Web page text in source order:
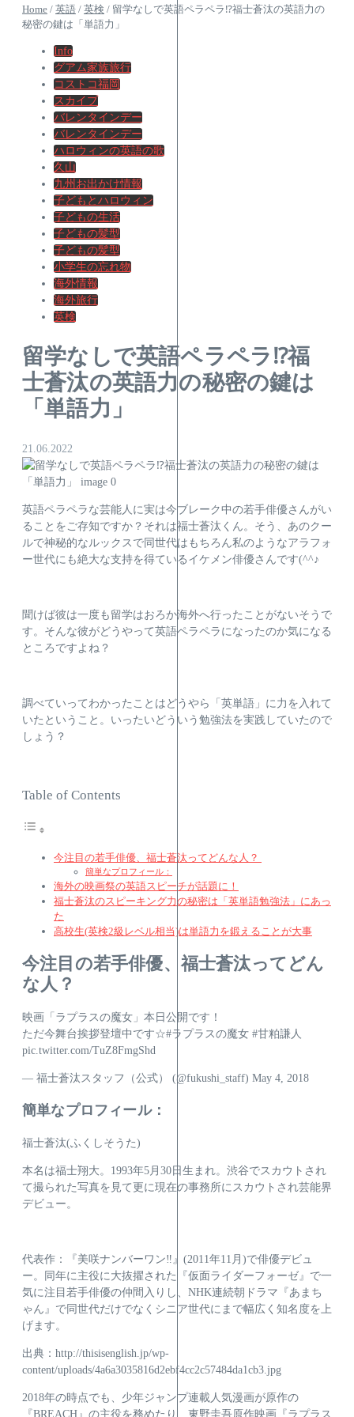
Home / 英語 / 英検 / 留学なしで英語ペラペラ⁉福士蒼汰の英語力の
秘密の鍵は「単語力」
Info
グアム家族旅行
コストコ福岡
スカイプ
バレンタインデー
バレンタインデー
ハロウィンの英語の歌
久山
九州お出かけ情報
子どもとハロウィン
子どもの生活
子どもの髪型
子どもの髪型
小学生の忘れ物
海外情報
海外旅行
英検
留学なしで英語ペラペラ⁉福
士蒼汰の英語力の秘密の鍵は
「単語力」
21.06.2022
英語ペラペラな芸能人に実は今ブレーク中の若手俳優さんがい
ることをご存知ですか？それは福士蒼汰くん。そう、あのクー
ルで神秘的なルックスで同世代はもちろん私のようなアラフォ
ー世代にも絶大な支持を得ているイケメン俳優さんです(^^♪
聞けば彼は一度も留学はおろか海外へ行ったことがないそうで
す。そんな彼がどうやって英語ペラペラになったのか気になる
ところですよね？
調べていってわかったことはどうやら「英単語」に力を入れて
いたということ。いったいどういう勉強法を実践していたので
しょう？
Table of Contents
今注目の若手俳優、福士蒼汰ってどんな人？
簡単なプロフィール：
海外の映画祭の英語スピーチが話題に！
福士蒼汰のスピーキング力の秘密は「英単語勉強法」にあっ
た
高校生(英検2級レベル相当)は単語力を鍛えることが大事
今注目の若手俳優、福士蒼汰ってどん
な人？
映画「ラプラスの魔女」本日公開です！
ただ今舞台挨拶登壇中です☆#ラプラスの魔女 #甘粕謙人
pic.twitter.com/TuZ8FmgShd
— 福士蒼汰スタッフ（公式） (@fukushi_staff) May 4, 2018
簡単なプロフィール：
福士蒼汰(ふくしそうた)
本名は福士翔大。1993年5月30日生まれ。渋谷でスカウトされ
て撮られた写真を見て更に現在の事務所にスカウトされ芸能界
デビュー。
代表作：『美咲ナンバーワン‼』(2011年11月)で俳優デビュ
ー。同年に主役に大抜擢された『仮面ライダーフォーゼ』で一
気に注目若手俳優の仲間入りし、NHK連続朝ドラマ『あまち
ゃん』で同世代だけでなくシニア世代にまで幅広く知名度を上
げます。
出典：http://thisisenglish.jp/wp-
content/uploads/4a6a3035816d2ebf4cc2c57484da1cb3.jpg
2018年の時点でも、少年ジャンプ連載人気漫画が原作の
『BREACH』の主役を務めたり、東野圭吾原作映画『ラプラス